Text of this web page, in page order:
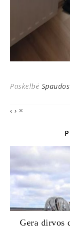
Paskelbė
‹ › ×
Gera dirvos